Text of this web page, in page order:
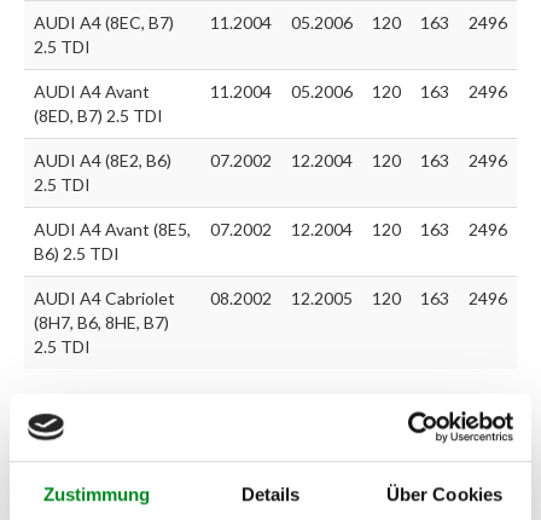
Zustimmung Details Über Cookies
AUDI A4 (8EC, B7)
2.5 TDI
11.2004 05.2006 120 163 2496
AUDI A4 Avant
(8ED, B7) 2.5 TDI
11.2004 05.2006 120 163 2496
AUDI A4 (8E2, B6)
2.5 TDI
07.2002 12.2004 120 163 2496
AUDI A4 Avant (8E5,
B6) 2.5 TDI
07.2002 12.2004 120 163 2496
AUDI A4 Cabriolet
(8H7, B6, 8HE, B7)
2.5 TDI
08.2002 12.2005 120 163 2496
Zur exakten Fahrzeug-Identifizierung können Sie auch unseren
(2.1) und zu 3 (2.2) oder
Fahrgestellnummer